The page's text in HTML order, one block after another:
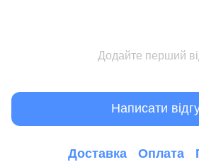
Додайте перший
Написати
Доставка Оплата